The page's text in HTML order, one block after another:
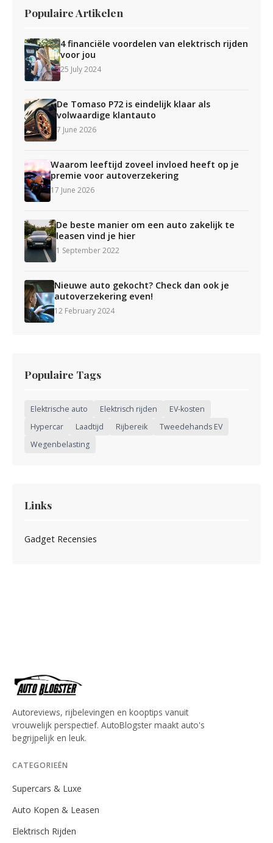
Populaire Artikelen
4 financiële voordelen van elektrisch rijden
voor jou
25 July 2024
De Tomaso P72 is eindelijk klaar als
volwaardige klantauto
7 June 2026
Waarom leeftijd zoveel invloed heeft op je
premie voor autoverzekering
17 June 2026
De beste manier om een auto zakelijk te
leasen vind je hier
1 September 2022
Nieuwe auto gekocht? Check dan ook je
autoverzekering even!
12 February 2024
Populaire Tags
Elektrische auto Elektrisch rijden
EV-kosten
Hypercar
Laadtijd Rijbereik
Tweedehands EV
Wegenbelasting
Links
Gadget Recensies
Autoreviews, rijbelevingen en kooptips vanuit
vrouwelijk perspectief. AutoBlogster maakt auto's
begrijpelijk en leuk.
CATEGORIEËN
Supercars & Luxe
Auto Kopen & Leasen
Elektrisch Rijden